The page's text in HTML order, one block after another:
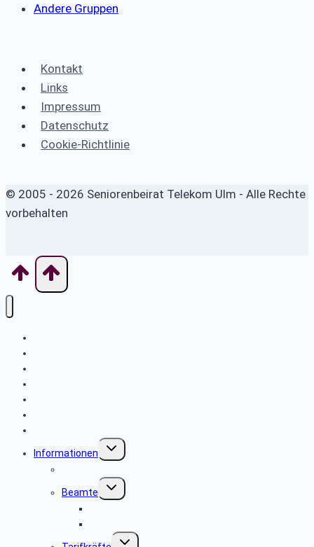
Andere Gruppen
Kontakt
Links
Impressum
Datenschutz
Cookie-Richtlinie
© 2005 - 2026 Seniorenbeirat Telekom Ulm - Alle Rechte
vorbehalten
Informationen
Untermenü
umschalten
Beamte
Untermenü
umschalten
Untermenü